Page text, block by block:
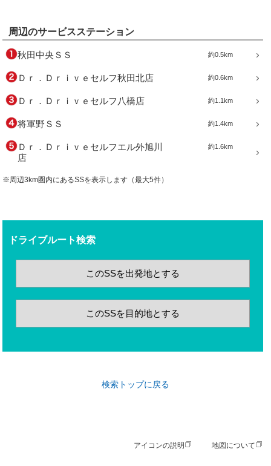
周辺のサービスステーション
約0.5km
秋田中央ＳＳ
約0.6km
Ｄｒ．Ｄｒｉｖｅセルフ秋田北店
約1.1km
Ｄｒ．Ｄｒｉｖｅセルフ八橋店
約1.4km
将軍野ＳＳ
約1.6km
Ｄｒ．Ｄｒｉｖｅセルフエル外旭川
店
※周辺3km圏内にあるSSを表示します（最大5件）
ドライブルート検索
このSSを出発地とする
このSSを目的地とする
検索トップに戻る
アイコンの説明 地図について